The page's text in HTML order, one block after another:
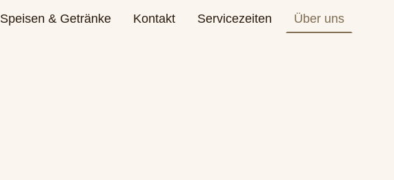
Speisen & Getränke Kontakt Servicezeiten Über uns